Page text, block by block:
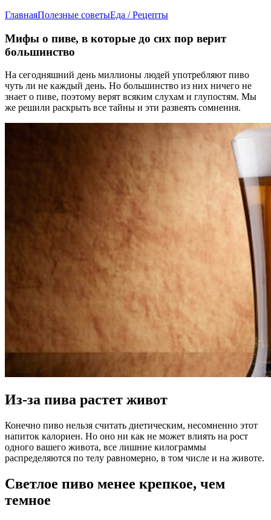
ГлавнаяПолезные советыЕда / Рецепты
Мифы о пиве, в которые до сих пор верит
большинство
На сегодняшний день миллионы людей употребляют пиво
чуть ли не каждый день. Но большинство из них ничего не
знает о пиве, поэтому верят всяким слухам и глупостям. Мы
же решили раскрыть все тайны и эти развеять сомнения.
Из-за пива растет живот
Конечно пиво нельзя считать диетическим, несомненно этот
напиток калориен. Но оно ни как не может влиять на рост
одного вашего живота, все лишние килограммы
распределяются по телу равномерно, в том числе и на животе.
Светлое пиво менее крепкое, чем
темное